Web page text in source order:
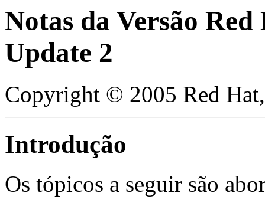
Notas da Versão
Update 2
Copyright © 2005 Red
Introdução
Os tópicos a seguir são